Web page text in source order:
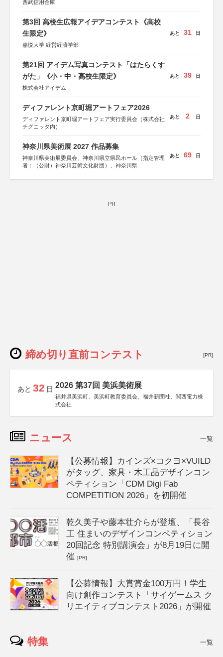
西武信用金庫
第3回 高校生広報アイデアコンテスト《高校
生限定》
嘉悦大学 経営経済学部
あと 31 日
第21回 アイデム写真コンテスト「はたらくす
がた」《小・中・高校生限定》
株式会社アイデム
あと 39 日
ディファレント京町堀アートフェア2026
ディファレント京町堀アートフェア実行委員会（株式会社
チグニッタ内）
あと 2 日
神奈川県美術展 2027 作品募集
神奈川県美術展委員会、神奈川県立県民ホール（指定管理
者：（公財）神奈川芸術文化財団）、神奈川県
あと 69 日
PR
締め切り直前コンテスト [PR]
あと 32 日 2026 第37回 美浜美術展
福井県美浜町、美浜町教育委員会、福井新聞社、関西電力株
式会社
ニュース 一覧
【公募情報】カインズ×コクヨ×VUILD
がタッグ、家具・木工品デザインコン
ペティション「CDM Digi Fab
COMPETITION 2026」を初開催
乾久美子や藤本壮介らが登壇、「長谷
工 住まいのデザインコンペティション
20回記念 特別講演会」が8月19日に開
催[PR]
【公募情報】大賞賞金100万円！学生
向け創作コンテスト「サイゲームス ク
リエイティブコンテスト2026」が開催
特集 一覧